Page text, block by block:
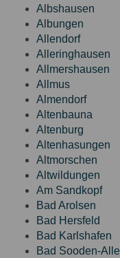
Albshausen
Albungen
Allendorf
Alleringhausen
Allmershausen
Allmus
Almendorf
Altenbauna
Altenburg
Altenhasungen
Altmorschen
Altwildungen
Am Sandkopf
Bad Arolsen
Bad Hersfeld
Bad Karlshafen
Bad Sooden-